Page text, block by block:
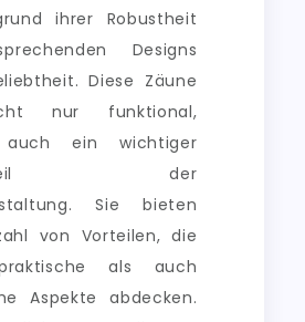
ihrer Robustheit
Designs
Diese Zäune
nur funktional,
auch ein wichtiger
der
Sie bieten
von Vorteilen, die
als auch
Aspekte abdecken.